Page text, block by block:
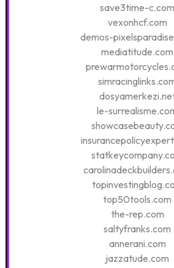
save3time-c.com
vexonhcf.com
demos-
mediatitude.com
le-
top50tools.com
the-rep.com
saltyfranks.com
annerani.com
jazzatude.com